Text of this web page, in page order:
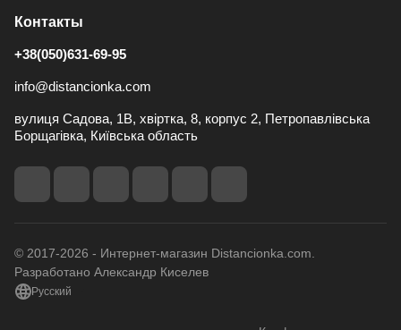
Контакты
+38(050)631-69-95
info@distancionka.com
вулиця Садова, 1В, хвіртка, 8, корпус 2, Петропавлівська
Борщагівка, Київська область
© 2017-2026 - Интернет-магазин Distancionka.com.
Разработано Александр Киселев
Русский